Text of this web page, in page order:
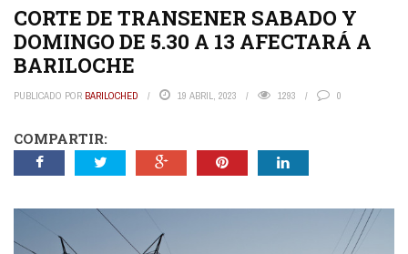
CORTE DE TRANSENER SABADO Y
DOMINGO DE 5.30 A 13 AFECTARÁ A
BARILOCHE
PUBLICADO POR BARILOCHED 19 ABRIL, 2023 1293 0
COMPARTIR: